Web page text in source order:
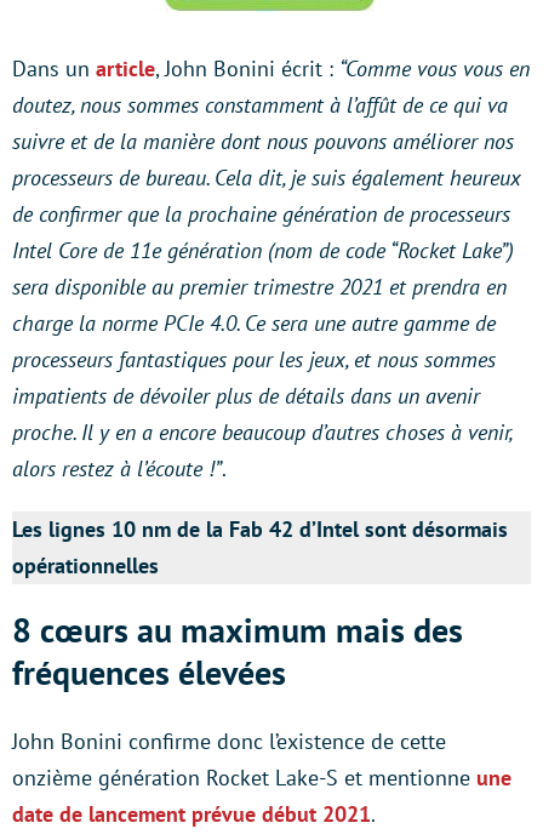
Dans un article, John Bonini écrit : “Comme vous vous en
doutez, nous sommes constamment à l’affût de ce qui va
suivre et de la manière dont nous pouvons améliorer nos
processeurs de bureau. Cela dit, je suis également heureux
de confirmer que la prochaine génération de processeurs
Intel Core de 11e génération (nom de code “Rocket Lake”)
sera disponible au premier trimestre 2021 et prendra en
charge la norme PCIe 4.0. Ce sera une autre gamme de
processeurs fantastiques pour les jeux, et nous sommes
impatients de dévoiler plus de détails dans un avenir
proche. Il y en a encore beaucoup d’autres choses à venir,
alors restez à l’écoute !”.
Les lignes 10 nm de la Fab 42 d’Intel sont désormais
opérationnelles
8 cœurs au maximum mais des
fréquences élevées
John Bonini confirme donc l’existence de cette
onzième génération Rocket Lake-S et mentionne une
date de lancement prévue début 2021.